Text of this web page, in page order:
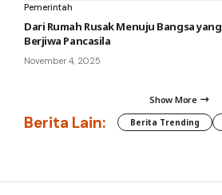
Pemerintah
Dari Rumah Rusak Menuju Bangsa yang
Berjiwa Pancasila
November 4, 2025
Show More
Berita Lain: Berita Trending